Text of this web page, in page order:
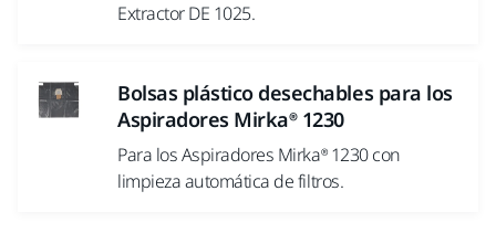
Extractor DE 1025.
Bolsas plástico desechables para los
Aspiradores Mirka® 1230
Para los Aspiradores Mirka® 1230 con
limpieza automática de filtros.